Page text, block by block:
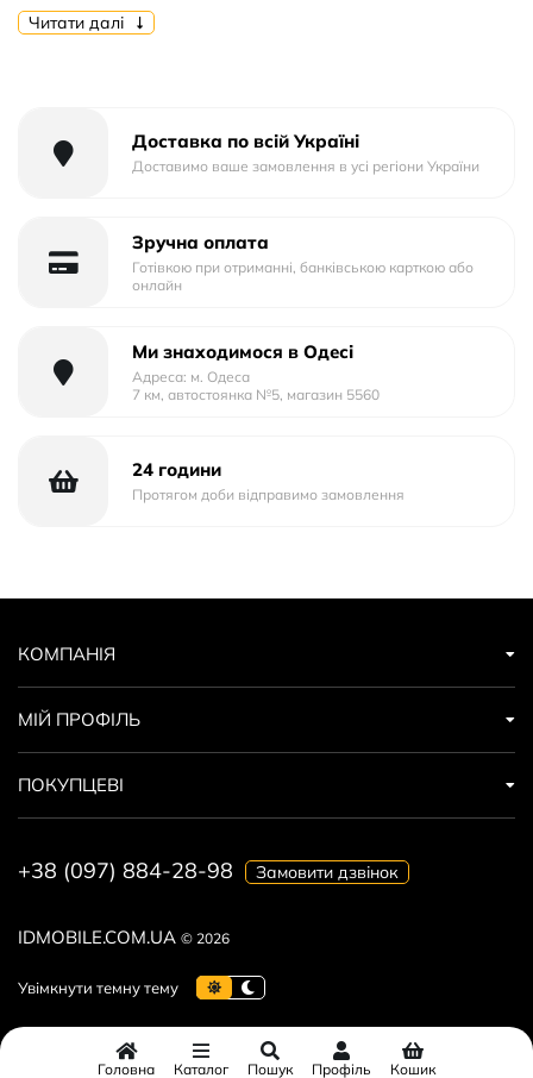
Тип матеріалу: Силікон
Тип упаковки: Пластик
Читати далі
Доставка по всій Україні
Доставимо ваше замовлення в усі регіони України
Зручна оплата
Готівкою при отриманні, банківською карткою або
онлайн
Ми знаходимося в Одесі
Адреса: м. Одеса
7 км, автостоянка №5, магазин 5560
24 години
Протягом доби відправимо замовлення
IDMOBILE.COM.UA © 2026
КОМПАНІЯ
МІЙ ПРОФІЛЬ
ПОКУПЦЕВІ
+38 (097) 884-28-98 Замовити дзвінок
Головна Каталог Пошук Профіль Кошик